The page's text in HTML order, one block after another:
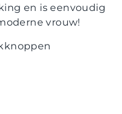
en is eenvoudig
vrouw!